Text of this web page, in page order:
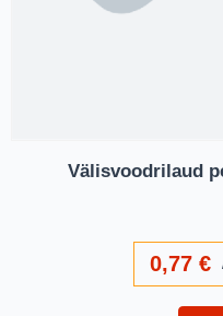
Välisvoodrilaud
0,77 €